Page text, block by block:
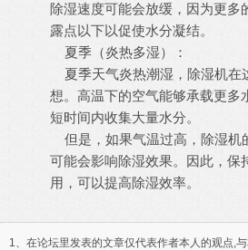
除湿速度可能会放缓，因为更多
露点以下以促使水分凝结。
夏季（炎热多湿）：
夏季天气炎热潮湿，除湿机在
想。高温下的空气能够承载更多
短时间内收集大量水分。
但是，如果气温过高，除湿机
可能会影响除湿效果。因此，保
用，可以提高除湿效率。
1、在论坛里发表的文章仅代表作者本人的观点,与